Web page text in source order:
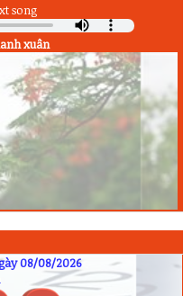
song
xuân
08/08/2026